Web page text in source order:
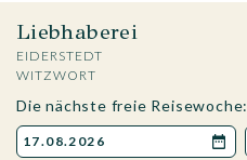
Liebhaberei
EIDERSTEDT
WITZWORT
Die nächste freie Reisewoche: